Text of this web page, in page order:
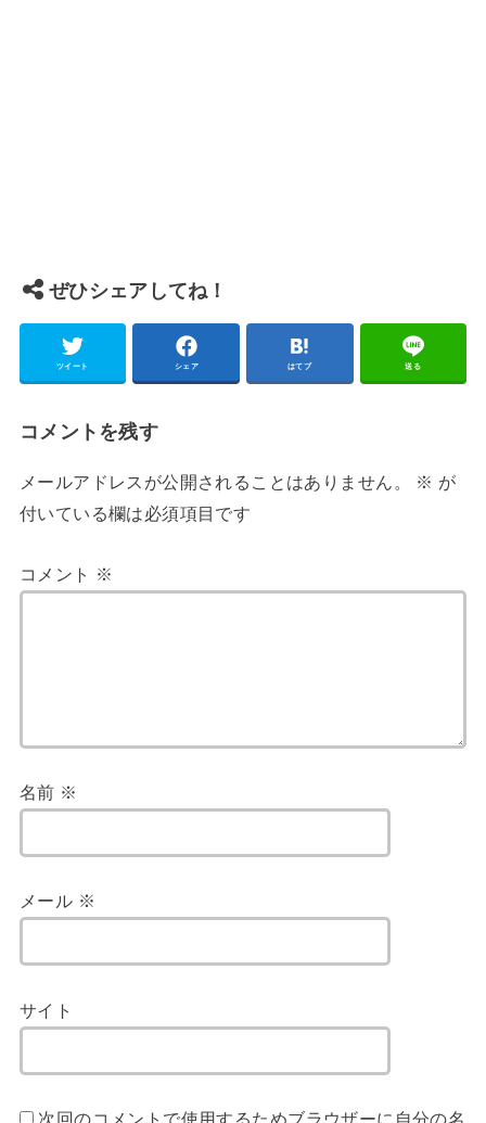
ぜひシェアしてね！
ツイート シェア はてブ 送る
コメントを残す
メールアドレスが公開されることはありません。 ※ が
付いている欄は必須項目です
コメント ※
名前 ※
メール ※
サイト
次回のコメントで使用するためブラウザーに自分の名